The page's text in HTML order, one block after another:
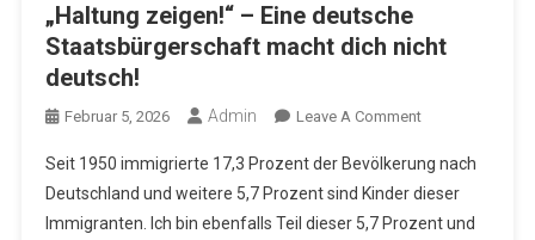
„Haltung zeigen!“ – Eine deutsche
Staatsbürgerschaft macht dich nicht
deutsch!
Februar 5, 2026 Admin Leave A CommentOn
Zeigen!“
–
Eine
Seit 1950 immigrierte 17,3 Prozent der Bevölkerung nach
Deutschland und weitere 5,7 Prozent sind Kinder dieser
Immigranten. Ich bin ebenfalls Teil dieser 5,7 Prozent und